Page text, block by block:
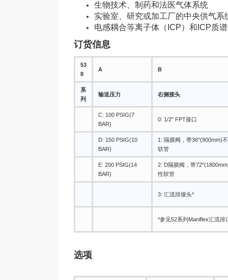
生物技术、制药和法医气体系统
实验室、研究或加工厂的中央供气系
电感耦合等离子体（ICP）和ICP质
订货信息
​53
8
A B
系
列
输送压力 右侧接头
C: 100 PSIG(7
BAR)
0: 1/2" FPT接口
D: 150 PSIG(10
BAR)
1: 隔膜阀，带36"(900mm)
软管
E: 200 PSIG(14
BAR)
2: D隔膜阀，带
性软管
3: 汇流排接头*
*参见52系列Maniflex汇流排
选项